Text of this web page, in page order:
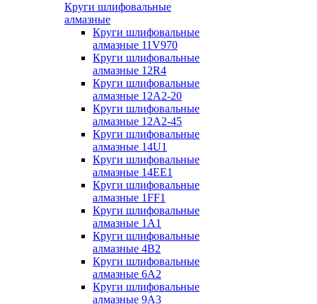
Круги шлифовальные
алмазные
Круги шлифовальные
алмазные 11V970
Круги шлифовальные
алмазные 12R4
Круги шлифовальные
алмазные 12А2-20
Круги шлифовальные
алмазные 12А2-45
Круги шлифовальные
алмазные 14U1
Круги шлифовальные
алмазные 14ЕЕ1
Круги шлифовальные
алмазные 1FF1
Круги шлифовальные
алмазные 1А1
Круги шлифовальные
алмазные 4В2
Круги шлифовальные
алмазные 6A2
Круги шлифовальные
алмазные 9А3